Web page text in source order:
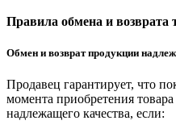
Правила обмена и возврата
Обмен и возврат продукции
Продавец гарантирует, что
момента приобретения товара
надлежащего качества, если: